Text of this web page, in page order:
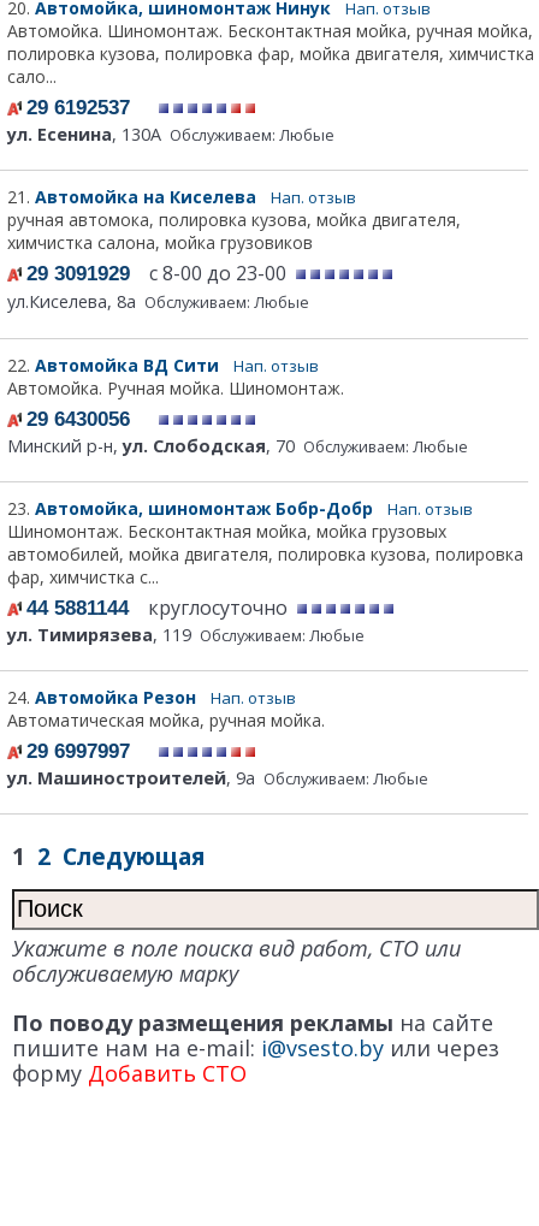
20. Автомойка, шиномонтаж Нинук Нап. отзыв
Автомойка. Шиномонтаж. Бесконтактная мойка, ручная мойка,
полировка кузова, полировка фар, мойка двигателя, химчистка
сало...
29 6192537
ул. Есенина, 130А Обслуживаем: Любые
21. Автомойка на Киселева Нап. отзыв
ручная автомока, полировка кузова, мойка двигателя,
химчистка салона, мойка грузовиков
29 3091929 с 8-00 до 23-00
ул.Киселева, 8а Обслуживаем: Любые
22. Автомойка ВД Сити Нап. отзыв
Автомойка. Ручная мойка. Шиномонтаж.
29 6430056
Минский р-н,ул. Слободская, 70 Обслуживаем: Любые
23. Автомойка, шиномонтаж Бобр-Добр Нап. отзыв
Шиномонтаж. Бесконтактная мойка, мойка грузовых
автомобилей, мойка двигателя, полировка кузова, полировка
фар, химчистка с...
44 5881144круглосуточно
ул. Тимирязева, 119 Обслуживаем: Любые
24. Автомойка Резон Нап. отзыв
Автоматическая мойка, ручная мойка.
29 6997997
ул. Машиностроителей, 9а Обслуживаем: Любые
1 2 Следующая
Укажите в поле поиска вид работ, СТО или
обслуживаемую марку
По поводу размещения рекламы на сайте
пишите нам на e-mail: i@vsesto.by или через
форму Добавить СТО